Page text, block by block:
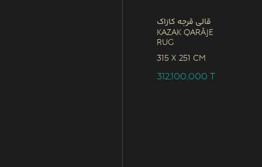
قالی قرجه کازاک
Kazak Qarāje
Rug
315 x 251 CM
312,100,000T